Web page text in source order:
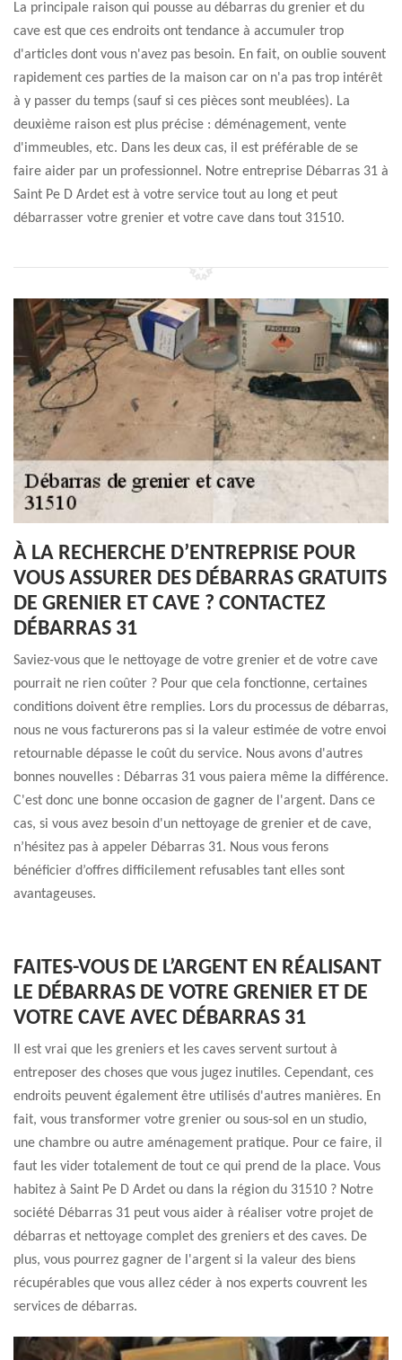
La principale raison qui pousse au débarras du grenier et du
cave est que ces endroits ont tendance à accumuler trop
d'articles dont vous n'avez pas besoin. En fait, on oublie souvent
rapidement ces parties de la maison car on n'a pas trop intérêt
à y passer du temps (sauf si ces pièces sont meublées). La
deuxième raison est plus précise : déménagement, vente
d'immeubles, etc. Dans les deux cas, il est préférable de se
faire aider par un professionnel. Notre entreprise Débarras 31 à
Saint Pe D Ardet est à votre service tout au long et peut
débarrasser votre grenier et votre cave dans tout 31510.
À LA RECHERCHE D’ENTREPRISE POUR
VOUS ASSURER DES DÉBARRAS GRATUITS
DE GRENIER ET CAVE ? CONTACTEZ
DÉBARRAS 31
Saviez-vous que le nettoyage de votre grenier et de votre cave
pourrait ne rien coûter ? Pour que cela fonctionne, certaines
conditions doivent être remplies. Lors du processus de débarras,
nous ne vous facturerons pas si la valeur estimée de votre envoi
retournable dépasse le coût du service. Nous avons d'autres
bonnes nouvelles : Débarras 31 vous paiera même la différence.
C'est donc une bonne occasion de gagner de l'argent. Dans ce
cas, si vous avez besoin d'un nettoyage de grenier et de cave,
n’hésitez pas à appeler Débarras 31. Nous vous ferons
bénéficier d’offres difficilement refusables tant elles sont
avantageuses.
FAITES-VOUS DE L’ARGENT EN RÉALISANT
LE DÉBARRAS DE VOTRE GRENIER ET DE
VOTRE CAVE AVEC DÉBARRAS 31
Il est vrai que les greniers et les caves servent surtout à
entreposer des choses que vous jugez inutiles. Cependant, ces
endroits peuvent également être utilisés d'autres manières. En
fait, vous transformer votre grenier ou sous-sol en un studio,
une chambre ou autre aménagement pratique. Pour ce faire, il
faut les vider totalement de tout ce qui prend de la place. Vous
habitez à Saint Pe D Ardet ou dans la région du 31510 ? Notre
société Débarras 31 peut vous aider à réaliser votre projet de
débarras et nettoyage complet des greniers et des caves. De
plus, vous pourrez gagner de l'argent si la valeur des biens
récupérables que vous allez céder à nos experts couvrent les
services de débarras.